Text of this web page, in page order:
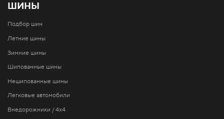
ШИНЫ
Подбор шин
Летние шины
Зимние шины
Шипованные шины
Нешипованные шины
Легковые автомобили
Внедорожники / 4x4